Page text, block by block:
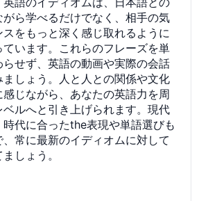
ら学べるだけでなく、相手の気
をもっと深く感じ取れるように
います。これらのフレーズを単
せず、英語の動画や実際の会話
しょう。人と人との関係や文化
じながら、あなたの英語力を周
ルへと引き上げられます。現代
代に合ったthe表現や単語選びも
常に最新のイディオムに対して
しょう。